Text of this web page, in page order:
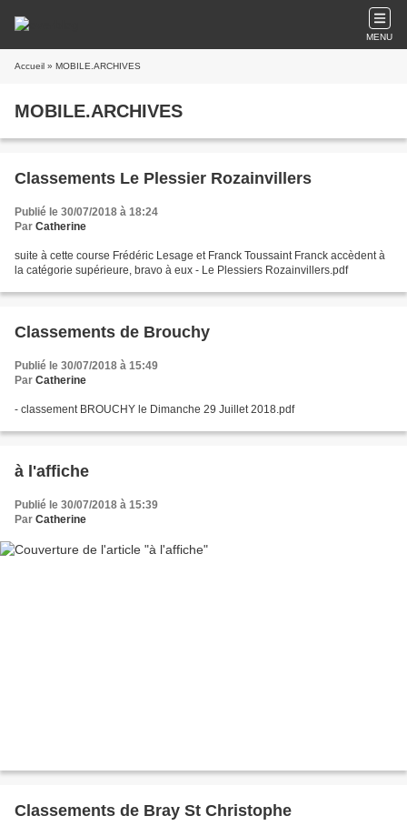
MENU
Accueil » MOBILE.ARCHIVES
MOBILE.ARCHIVES
Classements Le Plessier Rozainvillers
Publié le 30/07/2018 à 18:24
Par Catherine
suite à cette course Frédéric Lesage et Franck Toussaint Franck accèdent à
la catégorie supérieure, bravo à eux - Le Plessiers Rozainvillers.pdf
Classements de Brouchy
Publié le 30/07/2018 à 15:49
Par Catherine
- classement BROUCHY le Dimanche 29 Juillet 2018.pdf
à l'affiche
Publié le 30/07/2018 à 15:39
Par Catherine
Classements de Bray St Christophe